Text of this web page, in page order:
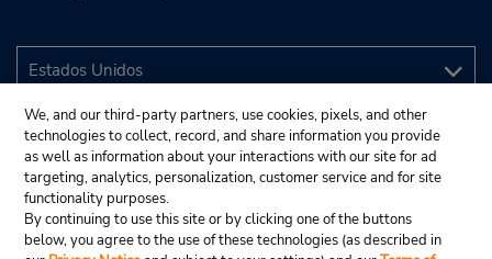
We, and our third-party partners, use cookies, pixels, and other
technologies to collect, record, and share information you provide
as well as information about your interactions with our site for ad
targeting, analytics, personalization, customer service and for site
functionality purposes.
By continuing to use this site or by clicking one of the buttons
below, you agree to the use of these technologies (as described in